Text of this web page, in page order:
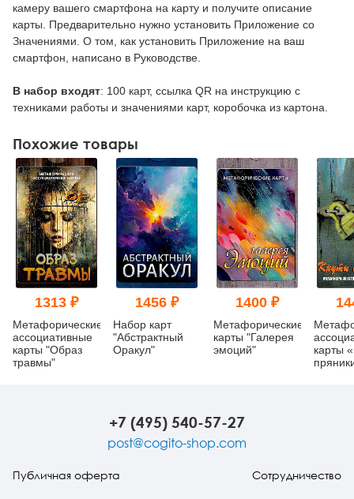
камеру вашего смартфона на карту и получите описание
карты. Предварительно нужно установить Приложение со
Значениями. О том, как установить Приложение на ваш
смартфон, написано в Руководстве.
В набор входят: 100 карт, ссылка QR на инструкцию с
техниками работы и значениями карт, коробочка из картона.
Похожие товары
1313 ₽
Метафорические
ассоциативные
карты "Образ
травмы"
1456 ₽
Набор карт
"Абстрактный
Оракул"
1400 ₽
Метафорические
карты "Галерея
эмоций"
карты
+7 (495) 540-57-27
post@cogito-shop.com
Публичная оферта Сотрудничество